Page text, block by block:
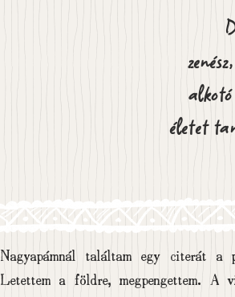
életet
Nagyapámnál találtam egy citerát
Letettem a földre, megpengettem. A